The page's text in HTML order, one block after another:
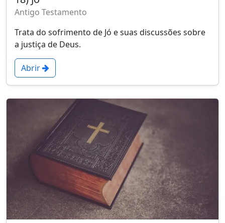
Antigo Testamento
Trata do sofrimento de Jó e suas discussões sobre
a justiça de Deus.
Abrir